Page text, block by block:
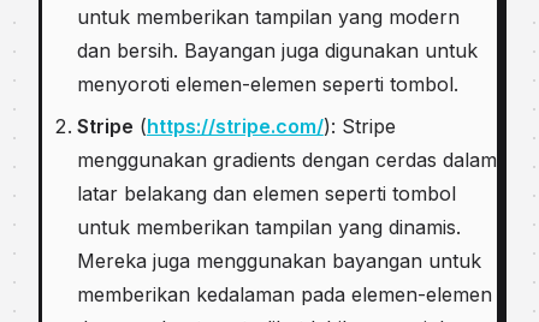
untuk memberikan tampilan yang modern
dan bersih. Bayangan juga digunakan untuk
menyoroti elemen-elemen seperti tombol.
Stripe (https://stripe.com/): Stripe
menggunakan gradients dengan cerdas dalam
latar belakang dan elemen seperti tombol
untuk memberikan tampilan yang dinamis.
Mereka juga menggunakan bayangan untuk
memberikan kedalaman pada elemen-elemen